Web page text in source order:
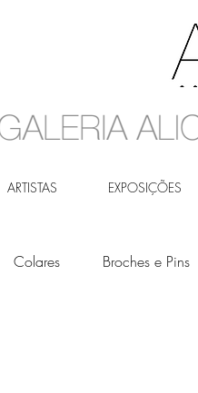
ARTISTAS EXPOSIÇÕES
Colares Broches e Pins